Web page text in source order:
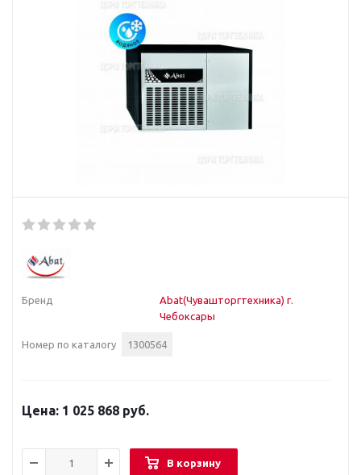
Бренд
Abat(Чувашторгтехника) г.
Чебоксары
Номер по каталогу 1300564
1 025 868 руб.
В корзину